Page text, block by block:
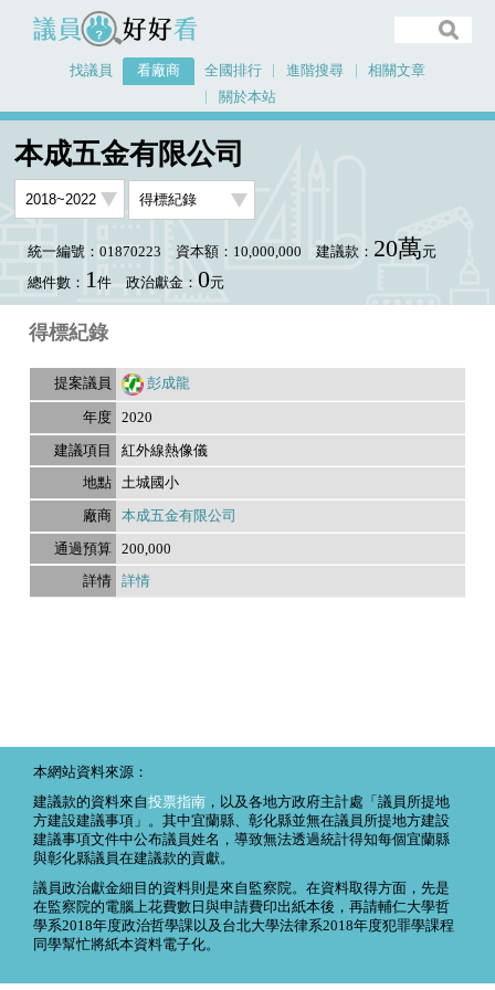
議員好好看
找議員 看廠商 全國排行 進階搜尋
相關文章
關於本站
本成五金有限公司
統一編號：01870223 資本額：10,000,000 建議款： 20萬元
總件數： 1件 政治獻金： 0元
得標紀錄
彭成龍
2020
紅外線熱像儀
土城國小
本成五金有限公司
200,000
詳情
本網站資料來源：
建議款的資料來自投票指南 ，以及各地方政府主計處「議員所提地
方建設建議事項」。其中宜蘭縣、彰化縣並無在議員所提地方建設
建議事項文件中公布議員姓名，導致無法透過統計得知每個宜蘭縣
與彰化縣議員在建議款的貢獻。
議員政治獻金細目的資料則是來自監察院。在資料取得方面，先是
在監察院的電腦上花費數日與申請費印出紙本後，再請輔仁大學哲
學系2018年度政治哲學課以及台北大學法律系2018年度犯罪學課程
同學幫忙將紙本資料電子化。